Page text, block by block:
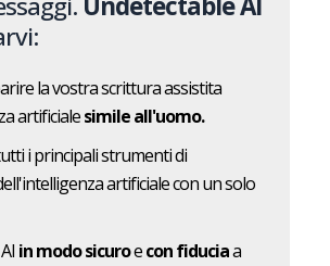
la vostra scrittura assistita
artificialesimile all'uomo.
i principali strumenti di
artificiale con un solo
in modo sicuroecon fiduciaa